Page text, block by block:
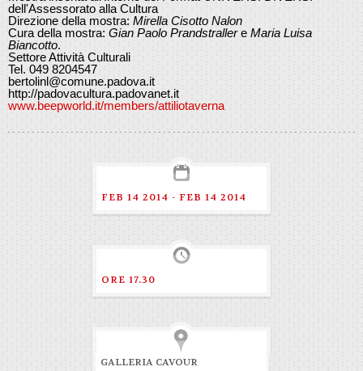
dell'Assessorato alla Cultura
Direzione della mostra: Mirella Cisotto Nalon
Cura della mostra: Gian Paolo Prandstrallere Maria Luisa
Biancotto.
Settore Attività Culturali
Tel. 049 8204547
bertolinl@comune.padova.it
http://padovacultura.padovanet.it
www.beepworld.it/members/attiliotaverna
FEB 14 2014 - FEB 14 2014
ORE 17.30
GALLERIA CAVOUR